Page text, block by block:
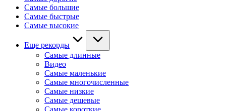
Самые большие
Самые быстрые
Самые высокие
Еще рекорды
Самые длинные
Видео
Самые маленькие
Самые многочисленные
Самые низкие
Самые дешевые
Самые короткие